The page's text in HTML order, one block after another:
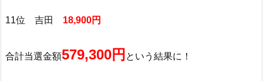
11位 吉田 18,900円
合計当選金額579,300円 という結果に！